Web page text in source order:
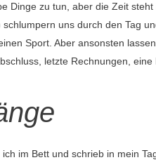
Dinge zu tun, aber die Zeit
uns durch den Tag
Sport. Aber ansonsten
letzte Rechnungen,
im Bett und schrieb in mein